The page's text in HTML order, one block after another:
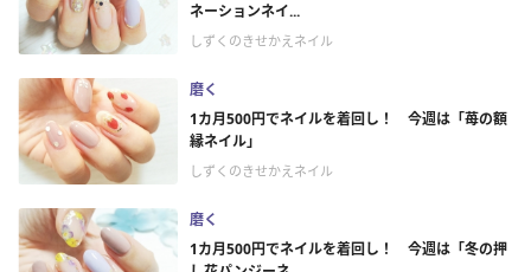
ネーションネイ...
しずくのきせかえネイル
磨く
1カ月500円でネイルを着回し！ 今週は「苺の額
縁ネイル」
しずくのきせかえネイル
磨く
1カ月500円でネイルを着回し！ 今週は「冬の押